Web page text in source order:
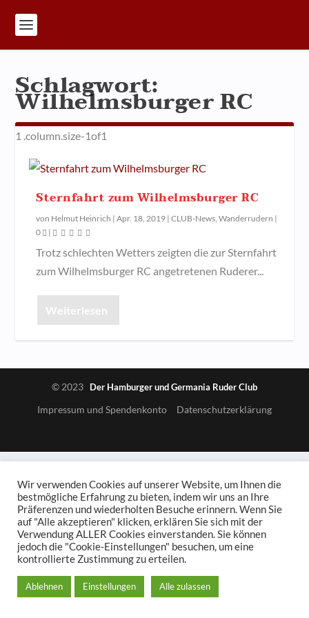
Schlagwort:
Wilhelmsburger RC
Sternfahrt zum Wilhelmsburger RC
von Helmut Heinrich |Apr. 18, 2019 |CLUB-News,Wanderrudern |
0
|
Trotz schlechten Wetters zeigten die zur Sternfahrt
zum Wilhelmsburger RC angetretenen Ruderer...
Weiterlesen
© 2023 Der Hamburger und Germania Ruder Club
Impressum und Spendenkonto Datenschutzerklärung
Wir verwenden Cookies auf unserer Website, um Ihnen die
bestmögliche Erfahrung zu bieten, indem wir uns an Ihre
Präferenzen und wiederholten Besuche erinnern. Wenn Sie
auf "Alle akzeptieren" klicken, erklären Sie sich mit der
Verwendung ALLER Cookies einverstanden. Sie können
jedoch die "Cookie-Einstellungen" besuchen, um eine
kontrollierte Zustimmung zu erteilen.
Ablehnen Einstellungen Alle zulassen